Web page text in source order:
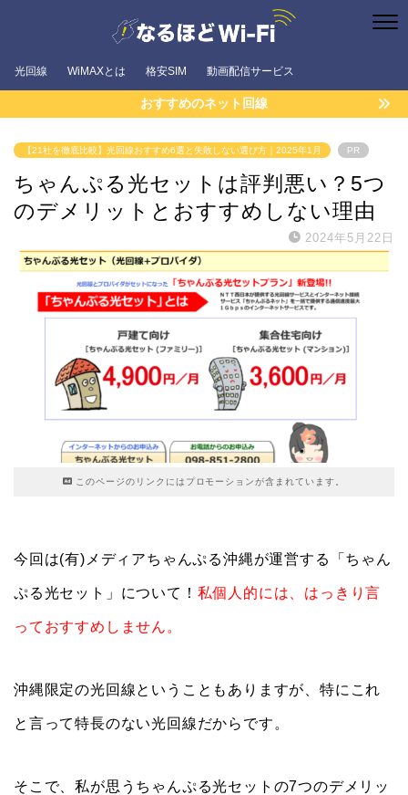
光回線 WiMAXとは 格安SIM 動画配信サービス
おすすめのネット回線
【21社を徹底比較】光回線おすすめ6選と失敗しない選び方｜2025年1月 PR
ちゃんぷる光セットは評判悪い？5つ
のデメリットとおすすめしない理由
2024年5月22日
このページのリンクにはプロモーションが含まれています。
今回は(有)メディアちゃんぷる沖縄が運営する「ちゃん
ぷる光セット」について！ 私個人的には、はっきり言
っておすすめしません。
沖縄限定の光回線ということもありますが、特にこれ
と言って特長のない光回線だからです。
そこで、私が思うちゃんぷる光セットの7つのデメリッ